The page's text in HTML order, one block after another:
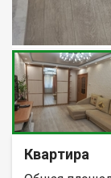
Квартира